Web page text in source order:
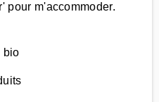
pour m'accommoder.
bio